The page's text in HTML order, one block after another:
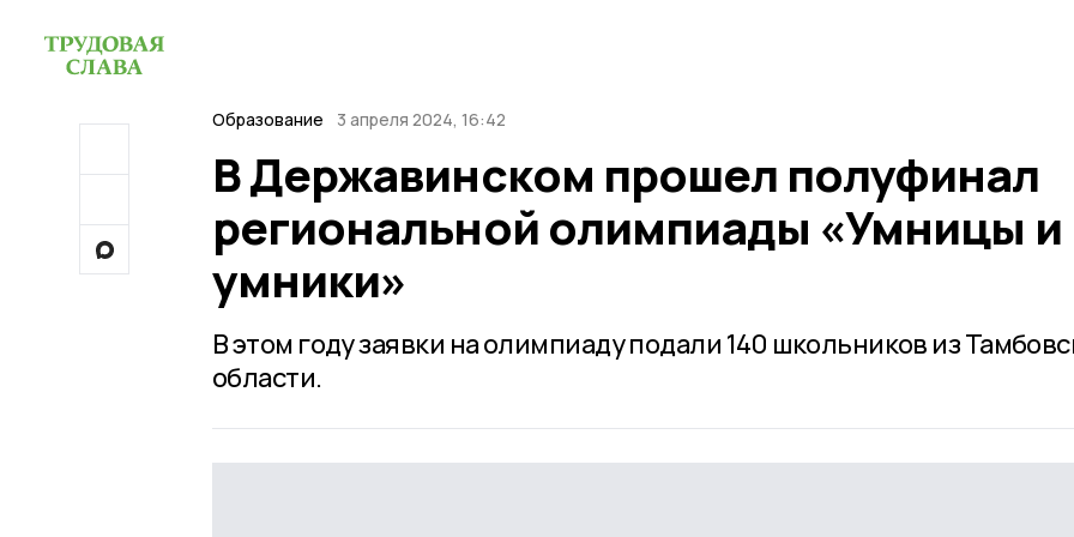
Образование 3 апреля 2024, 16:42
В Державинском прошел полуфинал
региональной олимпиады «Умницы и
умники»
В этом году заявки на олимпиаду подали 140 школьников из
области.